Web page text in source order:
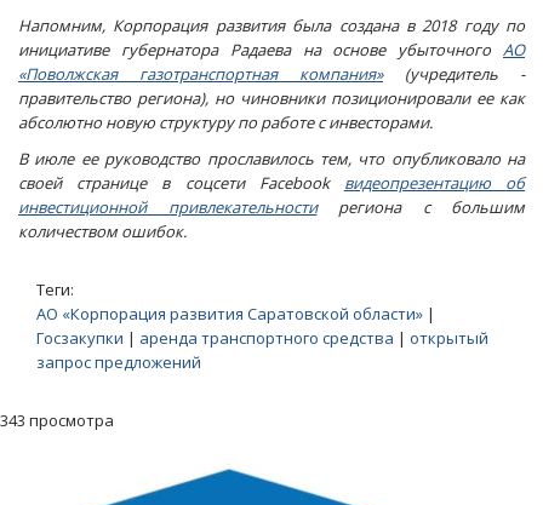
Напомним, Корпорация развития была создана в 2018 году по
инициативе губернатора Радаева на основе убыточного АО
«Поволжская газотранспортная компания»(учредитель -
правительство региона), но чиновники позиционировали ее как
абсолютно новую структуру по работе с инвесторами.
В июле ее руководство прославилось тем, что опубликовало на
своей странице в соцсети Facebook видеопрезентацию об
инвестиционной привлекательностирегиона с большим
количеством ошибок.
Теги:
АО «Корпорация развития Саратовской области» |
Госзакупки | аренда транспортного средства | открытый
запрос предложений
343 просмотра